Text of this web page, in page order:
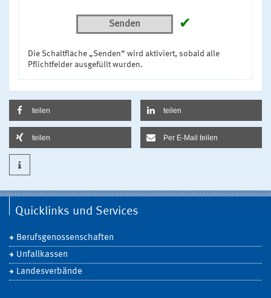
Senden ✔
Die Schaltfläche „Senden“ wird aktiviert, sobald alle
Pflichtfelder ausgefüllt wurden.
teilen teilen
teilen Per E-Mail teilen
Quicklinks und Services
Berufsgenossenschaften
Unfallkassen
Landesverbände